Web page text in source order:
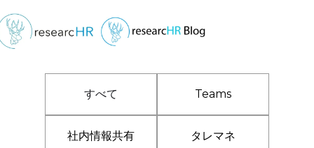
すべて Teams
社内情報共有 タレマネ